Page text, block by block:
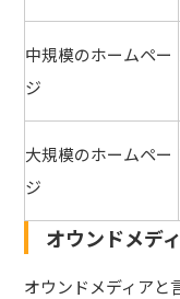
中規模のホームペー
ジ
大規模のホームペー
ジ
オウンドメデ
オウンドメディアと